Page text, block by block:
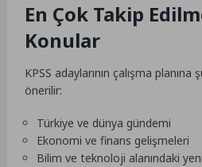
En Çok Takip
Konular
KPSS adaylarının çalışma planına
önerilir:
Türkiye ve dünya gündemi
Ekonomi ve finans gelişmeleri
Bilim ve teknoloji alanındaki